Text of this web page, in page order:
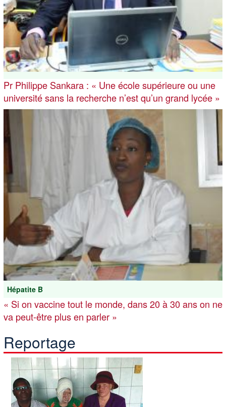
Pr Philippe Sankara : « Une école supérieure ou une
université sans la recherche n’est qu’un grand lycée »
Hépatite B
« Si on vaccine tout le monde, dans 20 à 30 ans on ne
va peut-être plus en parler »
Reportage
Image